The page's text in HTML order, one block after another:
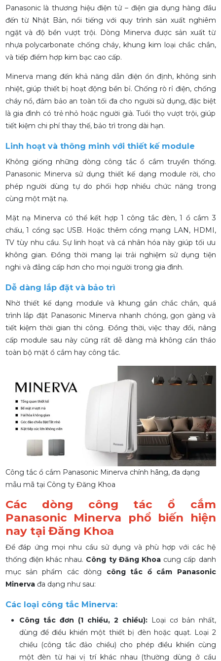
Panasonic là thương hiệu điện tử – điện gia dụng hàng đầu
đến từ Nhật Bản, nổi tiếng với quy trình sản xuất nghiêm
ngặt và độ bền vượt trội. Dòng Minerva được sản xuất từ
nhựa polycarbonate chống cháy, khung kim loại chắc chắn,
và tiếp điểm hợp kim bạc cao cấp.
Minerva mang đến khả năng dẫn điện ổn định, không sinh
nhiệt, giúp thiết bị hoạt động bền bỉ. Chống rò rỉ điện, chống
cháy nổ, đảm bảo an toàn tối đa cho người sử dụng, đặc biệt
là gia đình có trẻ nhỏ hoặc người già. Tuổi thọ vượt trội, giúp
tiết kiệm chi phí thay thế, bảo trì trong dài hạn.
Linh hoạt và thông minh với thiết kế module
Không giống những dòng công tắc ổ cắm truyền thống.
Panasonic Minerva sử dụng thiết kế dạng module rời, cho
phép người dùng tự do phối hợp nhiều chức năng trong
cùng một mặt nạ.
Mặt nạ Minerva có thể kết hợp 1 công tắc đèn, 1 ổ cắm 3
chấu, 1 cổng sạc USB. Hoặc thêm cổng mạng LAN, HDMI,
TV tùy nhu cầu. Sự linh hoạt và cá nhân hóa này giúp tối ưu
không gian. Đồng thời mang lại trải nghiệm sử dụng tiện
nghi và đẳng cấp hơn cho mọi người trong gia đình.
Dễ dàng lắp đặt và bảo trì
Nhờ thiết kế dạng module và khung gắn chắc chắn, quá
trình lắp đặt Panasonic Minerva nhanh chóng, gọn gàng và
tiết kiệm thời gian thi công. Đồng thời, việc thay đổi, nâng
cấp module sau này cũng rất dễ dàng mà không cần tháo
toàn bộ mặt ổ cắm hay công tắc.
Công tắc ổ cắm Panasonic Minerva chính hãng, đa dạng
mẫu mã tại Công ty Đăng Khoa
Các dòng công tác ổ cắm
Panasonic Minerva phổ biến hiện
nay tại Đăng Khoa
Để đáp ứng mọi nhu cầu sử dụng và phù hợp với các hệ
thống điện khác nhau. Công ty Đăng Khoa cung cấp danh
mục sản phẩm các dòng công tắc ổ cắm Panasonic
Minervađa dạng như sau:
Các loại công tắc Minerva:
Công tắc đơn (1 chiều, 2 chiều): Loại cơ bản nhất,
dùng để điều khiển một thiết bị đèn hoặc quạt. Loại 2
chiều (công tắc đảo chiều) cho phép điều khiển cùng
một đèn từ hai vị trí khác nhau (thường dùng ở cầu